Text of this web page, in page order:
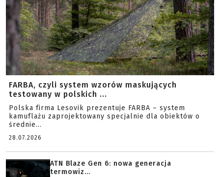
FARBA, czyli system wzorów maskujących
testowany w polskich ...
Polska firma Lesovik prezentuje FARBA – system
kamuflażu zaprojektowany specjalnie dla obiektów o
średnie...
28.07.2026
ATN Blaze Gen 6: nowa generacja
termowiz...